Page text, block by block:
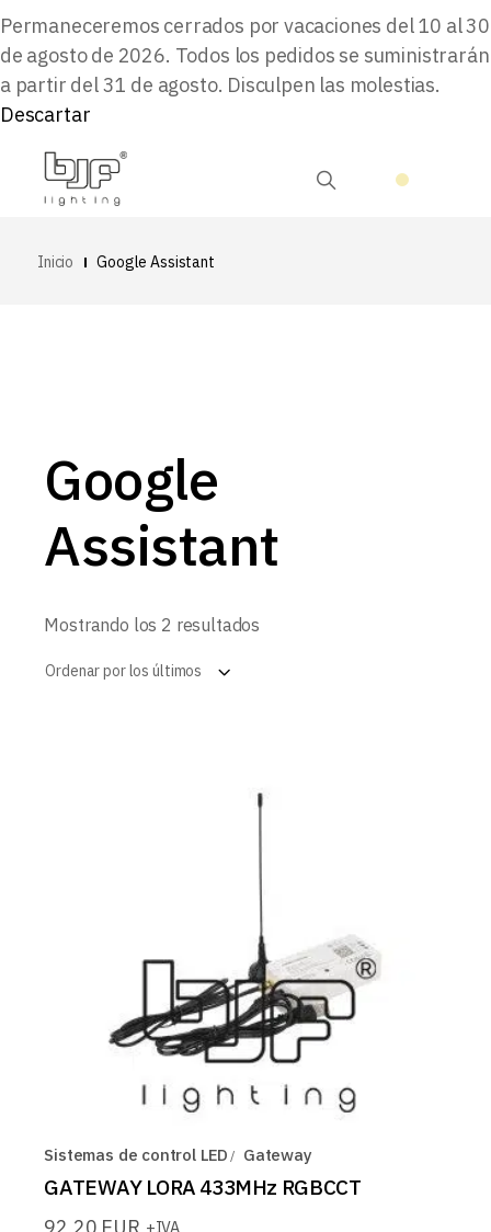
Permaneceremos cerrados por vacaciones del 10 al 30
de agosto de 2026. Todos los pedidos se suministrarán
a partir del 31 de agosto. Disculpen las molestias.
Descartar
Inicio Google Assistant
Google
Assistant
Mostrando los 2 resultados
Ordenar por los últimos
Sistemas de control LED Gateway
GATEWAY LORA 433MHz RGBCCT
+IVA